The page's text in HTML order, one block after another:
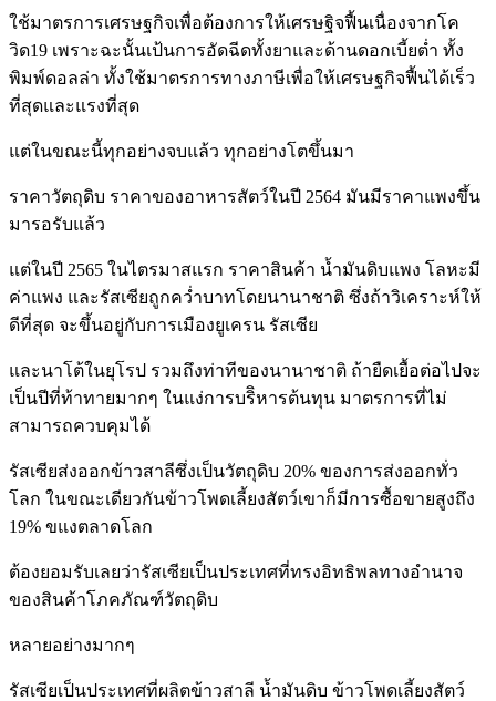
ใช้มาตรการเศรษฐกิจเพื่อต้องการให้เศรษฐิจฟื้นเนื่องจากโค
วิด19 เพราะฉะนั้นเป้นการอัดฉีดทั้งยาและด้านดอกเบี้ยต่ำ ทั้ง
พิมพ์ดอลล่า ทั้งใช้มาตรการทางภาษีเพื่อให้เศรษฐกิจฟื้นได้เร็ว
ที่สุดและแรงที่สุด
แต่ในขณะนี้ทุกอย่างจบแล้ว ทุกอย่างโตขึ้นมา
ราคาวัตถุดิบ ราคาของอาหารสัตว์ในปี 2564 มันมีราคาแพงขึ้น
มารอรับแล้ว
แต่ในปี 2565 ในไตรมาสแรก ราคาสินค้า น้ำมันดิบแพง โลหะมี
ค่าแพง และรัสเซียถูกคว่ำบาทโดยนานาชาติ ซึ่งถ้าวิเคราะห์ให้
ดีที่สุด จะขึ้นอยู่กับการเมืองยูเครน รัสเซีย
และนาโต้ในยุโรป รวมถึงท่าทีของนานาชาติ ถ้ายืดเยื้อต่อไปจะ
เป็นปีที่ท้าทายมากๆ ในแง่การบริิหารต้นทุน มาตรการที่ไม่
สามารถควบคุมได้
รัสเซียส่งออกข้าวสาลีซึ่งเป็นวัตถุดิบ 20% ของการส่งออกทั่ว
โลก ในขณะเดียวกันข้าวโพดเลี้ยงสัตว์เขาก็มีการซื้อขายสูงถึง
19% ขแงตลาดโลก
ต้องยอมรับเลยว่ารัสเซียเป็นประเทศที่ทรงอิทธิพลทางอำนาจ
ของสินค้าโภคภัณฑ์วัตถุดิบ
หลายอย่างมากๆ
รัสเซียเป็นประเทศที่ผลิตข้าวสาลี น้ำมันดิบ ข้าวโพดเลี้ยงสัตว์